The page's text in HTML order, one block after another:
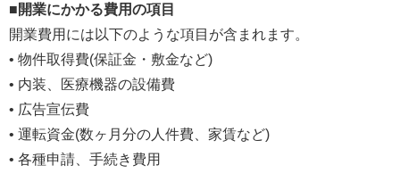
■開業にかかる費用の項目
開業費用には以下のような項目が含まれます。
• 物件取得費(保証金・敷金など)
• 内装、医療機器の設備費
• 広告宣伝費
• 運転資金(数ヶ月分の人件費、家賃など)
• 各種申請、手続き費用